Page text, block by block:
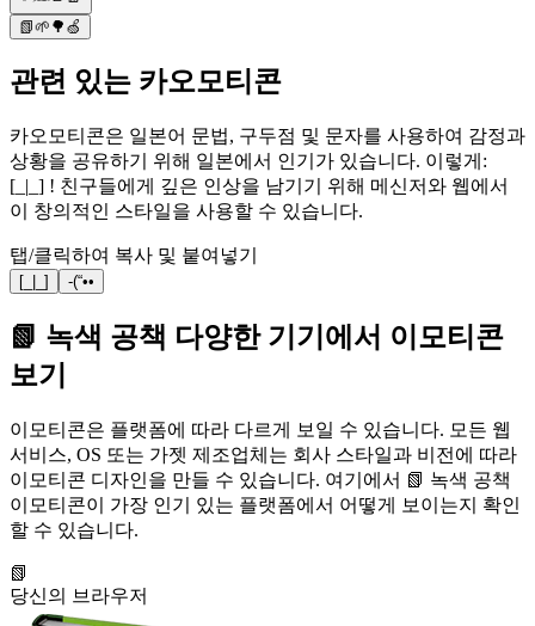
📗🌱🌳🍏
관련 있는 카오모티콘
카오모티콘은 일본어 문법, 구두점 및 문자를 사용하여 감정과
상황을 공유하기 위해 일본에서 인기가 있습니다. 이렇게:
[_|_] ! 친구들에게 깊은 인상을 남기기 위해 메신저와 웹에서
이 창의적인 스타일을 사용할 수 있습니다.
탭/클릭하여 복사 및 붙여넣기
[_|_] -(“••
📗 녹색 공책 다양한 기기에서 이모티콘
보기
이모티콘은 플랫폼에 따라 다르게 보일 수 있습니다. 모든 웹
서비스, OS 또는 가젯 제조업체는 회사 스타일과 비전에 따라
이모티콘 디자인을 만들 수 있습니다. 여기에서 📗 녹색 공책
이모티콘이 가장 인기 있는 플랫폼에서 어떻게 보이는지 확인
할 수 있습니다.
📗
당신의 브라우저